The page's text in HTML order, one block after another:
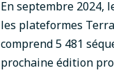
En septembre 2024,
les plateformes
comprend 5 481
prochaine édition